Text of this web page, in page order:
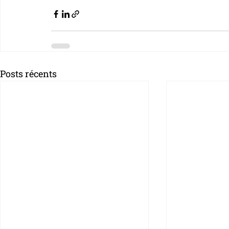
Posts récents